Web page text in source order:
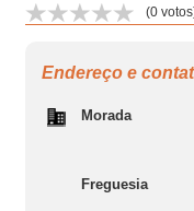
(0
Endereço e
Morada
Freguesia